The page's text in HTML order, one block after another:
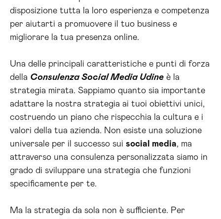
disposizione tutta la loro esperienza e competenza
per aiutarti a promuovere il tuo business e
migliorare la tua presenza online.
Una delle principali caratteristiche e punti di forza
della Consulenza Social Media Udine è la
strategia mirata. Sappiamo quanto sia importante
adattare la nostra strategia ai tuoi obiettivi unici,
costruendo un piano che rispecchia la cultura e i
valori della tua azienda. Non esiste una soluzione
universale per il successo sui social media, ma
attraverso una consulenza personalizzata siamo in
grado di sviluppare una strategia che funzioni
specificamente per te.
Ma la strategia da sola non è sufficiente. Per